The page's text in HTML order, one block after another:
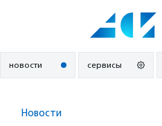
новости сервисы
Новости